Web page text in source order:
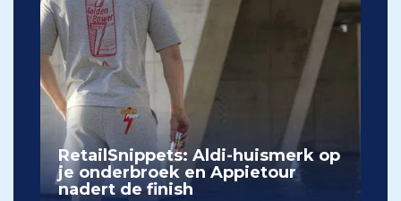
RetailSnippets: Aldi-huismerk op
je onderbroek en Appietour
nadert de finish